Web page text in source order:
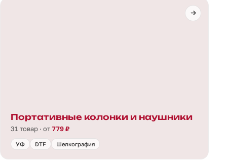
Портативные колонки и наушники
31 товар · от 779 ₽
УФ DTF Шелкография